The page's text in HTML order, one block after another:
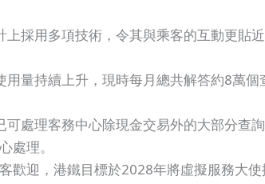
採用多項技術，令其與乘客的互動更貼
量持續上升，現時每月總共解答約8萬
處理客務中心除現金交易外的大部分查
處理。
歡迎，港鐵目標於2028年將虛擬服務大